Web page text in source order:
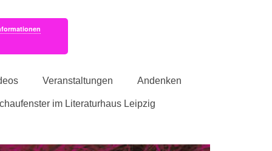
Veranstaltungen Andenken
im Literaturhaus Leipzig